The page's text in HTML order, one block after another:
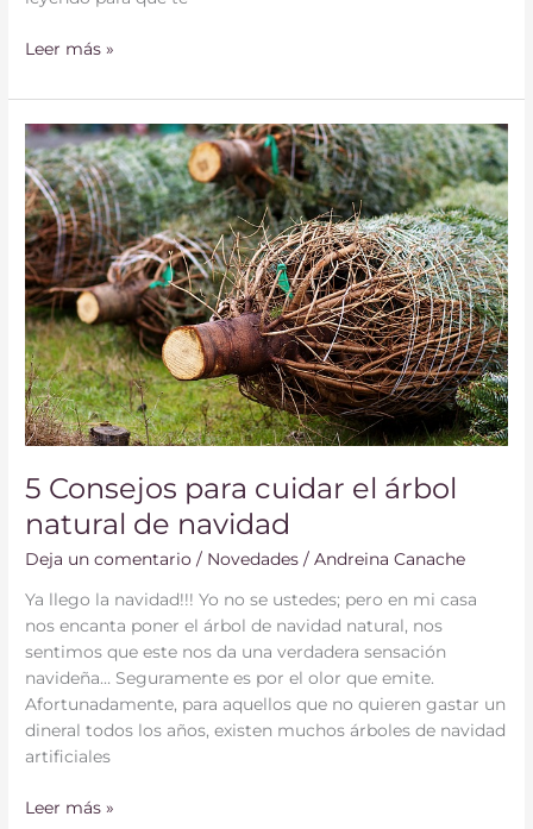
Leer más »
5 Consejos para cuidar el árbol
natural de navidad
Deja un comentario / Novedades /Andreina Canache
Ya llego la navidad!!! Yo no se ustedes; pero en mi casa
nos encanta poner el árbol de navidad natural, nos
sentimos que este nos da una verdadera sensación
navideña… Seguramente es por el olor que emite.
Afortunadamente, para aquellos que no quieren gastar un
dineral todos los años, existen muchos árboles de navidad
artificiales
5
Consejos
para
cuidar
el
árbol
natural
de
navidad
Leer más »